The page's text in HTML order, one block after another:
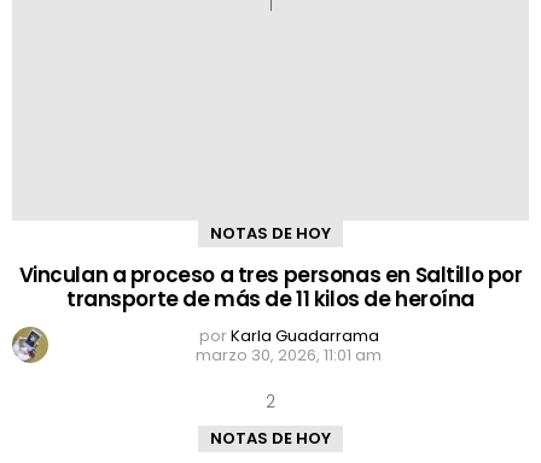
NOTAS DE HOY
Vinculan a proceso a tres personas en Saltillo por
transporte de más de 11 kilos de heroína
porKarla Guadarrama
marzo 30, 2026, 11:01 am
NOTAS DE HOY